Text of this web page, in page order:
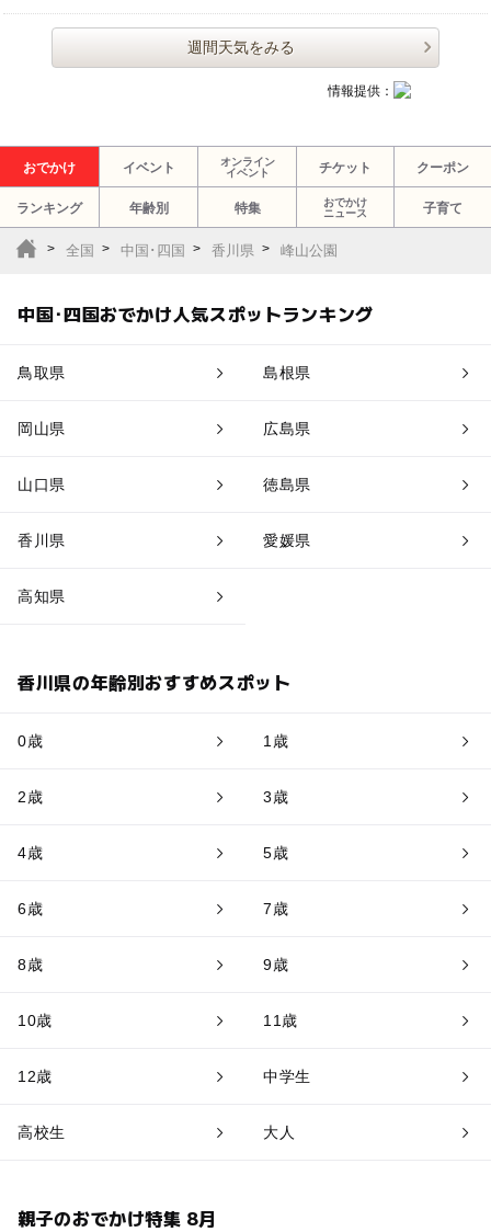
週間天気をみる
情報提供：
おでかけ イベント
オンライン
イベント
チケット クーポン
ランキング 年齢別 特集
おでかけ
ニュース
子育て
全国 中国･四国 香川県 峰山公園
中国･四国おでかけ人気スポットランキング
鳥取県 島根県
岡山県 広島県
山口県 徳島県
香川県 愛媛県
高知県
香川県の年齢別おすすめスポット
0歳 1歳
2歳 3歳
4歳 5歳
6歳 7歳
8歳 9歳
10歳 11歳
12歳 中学生
高校生 大人
親子のおでかけ特集 8月